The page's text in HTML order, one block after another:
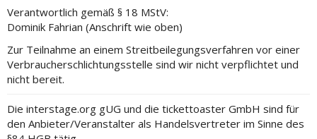
Verantwortlich gemäß § 18 MStV:
Dominik Fahrian (Anschrift wie oben)
Zur Teilnahme an einem Streitbeilegungsverfahren vor einer
Verbraucherschlichtungsstelle sind wir nicht verpflichtet und
nicht bereit.
Die interstage.org gUG und die tickettoaster GmbH sind für
den Anbieter/Veranstalter als Handelsvertreter im Sinne des